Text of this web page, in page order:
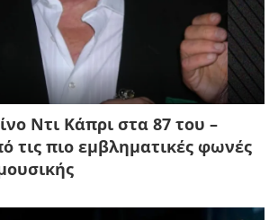
Ντι Κάπρι στα 87 του –
τις πιο εμβληματικές φωνές